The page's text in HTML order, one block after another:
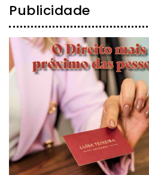
Publicidade